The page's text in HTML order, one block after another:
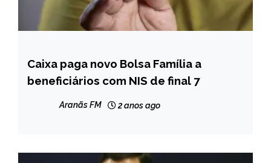
BRASIL
NOTÍCIAS
Caixa paga novo Bolsa Família a
beneficiários com NIS de final 7
Aranãs FM 2 anos ago